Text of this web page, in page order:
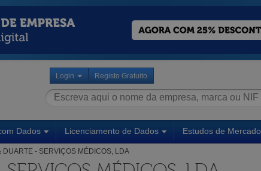
Login Registo Gratuito
Dados Licenciamento de Dados Estudos de Mercado
DUARTE - SERVIÇOS MÉDICOS, LDA